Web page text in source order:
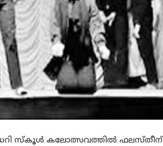
സ്‌കൂള്‍ കലോത്സവത്തില്‍ ഫലസ്തീന്